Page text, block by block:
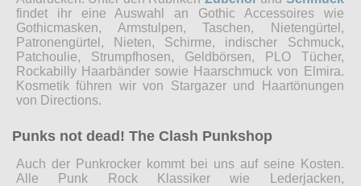
findet ihr eine Auswahl an Gothic Accessoires wie
Gothicmasken, Armstulpen, Taschen, Nietengürtel,
Patronengürtel, Nieten, Schirme, indischer Schmuck,
Patchoulie, Strumpfhosen, Geldbörsen, PLO Tücher,
Rockabilly Haarbänder sowie Haarschmuck von Elmira.
Kosmetik führen wir von Stargazer und Haartönungen
von Directions.
Punks not dead! The Clash Punkshop
Auch der Punkrocker kommt bei uns auf seine Kosten.
Alle Punk Rock Klassiker wie Lederjacken,